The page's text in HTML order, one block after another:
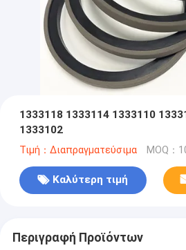
1333118 1333114 1333110
1333102
Τιμή：Διαπραγματεύσιμα MOQ：
Καλύτερη τιμή
Περιγραφή Προϊόντων